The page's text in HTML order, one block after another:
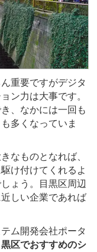
重要ですがデジタ
ン力は大事です。
、なかには一回も
多くなっていま
なものとなれば、
け付けてくれるよ
ょう。目黒区周辺
しい企業であれば
ム開発会社ポータ
黒区でおすすめのシ